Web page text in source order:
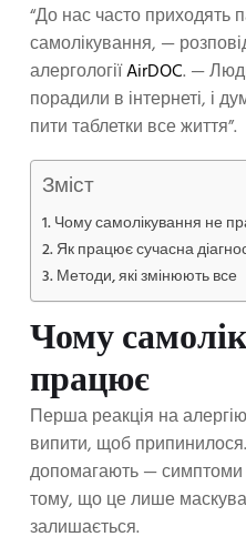
“До нас часто приходять
самолікування, —
алергологіїAirDOC. —
порадили в інтернеті, і
пити таблетки все життя”.
Зміст
Чому самолікування не
Як працює сучасна
Методи, які змінюють все
Чому
працює
Перша реакція на
випити, щоб припинилося.
допомагають — симптоми
тому, що це лише
залишається.